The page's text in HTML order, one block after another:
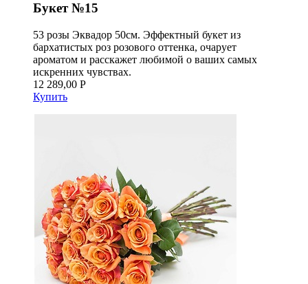
Букет №15
53 розы Эквадор 50см. Эффектный букет из
бархатистых роз розового оттенка, очарует
ароматом и расскажет любимой о ваших самых
искренних чувствах.
12 289,00 Р
Купить